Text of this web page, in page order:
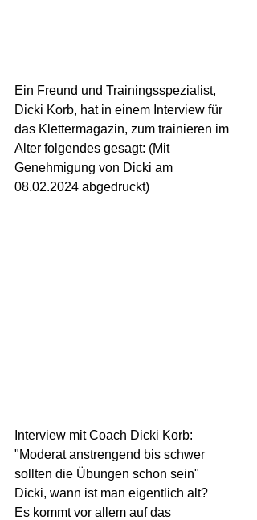
Ein Freund und Trainingsspezialist,
Dicki Korb, hat in einem Interview für
das Klettermagazin, zum trainieren im
Alter folgendes gesagt: (Mit
Genehmigung von Dicki am
08.02.2024 abgedruckt)
Interview mit Coach Dicki Korb:
"Moderat anstrengend bis schwer
sollten die Übungen schon sein"
Dicki, wann ist man eigentlich alt?
Es kommt vor allem auf das